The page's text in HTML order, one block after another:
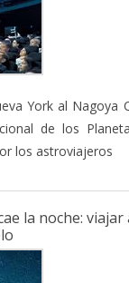
York al Nagoya
de los
los astroviajeros
la noche: